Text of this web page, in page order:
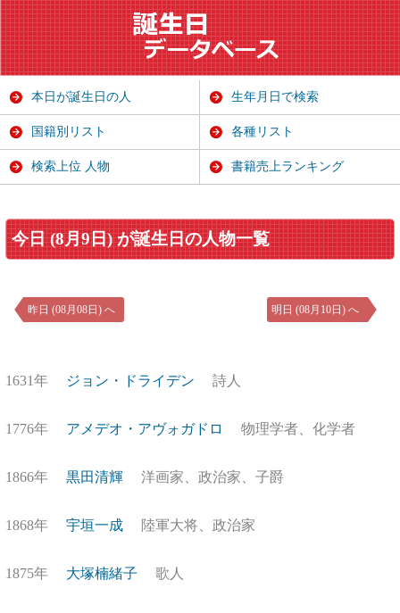
今日 (8月9日) が誕生日の人物一覧
昨日 (08月08日) へ 明日 (08月10日) へ
1631年 ジョン・ドライデン 詩人
1776年 アメデオ・アヴォガドロ 物理学者、化学者
1866年 黒田清輝 洋画家、政治家、子爵
1868年 宇垣一成 陸軍大将、政治家
1875年 大塚楠緒子 歌人
本日が誕生日の人 生年月日で検索
国籍別リスト 各種リスト
検索上位 人物 書籍売上ランキング